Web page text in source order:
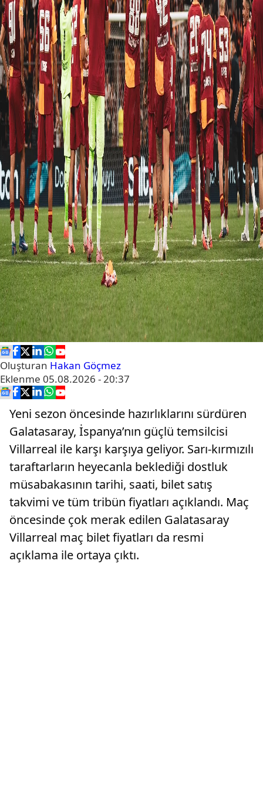
Oluşturan Hakan Göçmez
Eklenme 05.08.2026 - 20:37
Yeni sezon öncesinde hazırlıklarını sürdüren
Galatasaray, İspanya’nın güçlü temsilcisi
Villarreal ile karşı karşıya geliyor. Sarı-kırmızılı
taraftarların heyecanla beklediği dostluk
müsabakasının tarihi, saati, bilet satış
takvimi ve tüm tribün fiyatları açıklandı. Maç
öncesinde çok merak edilen Galatasaray
Villarreal maç bilet fiyatları da resmi
açıklama ile ortaya çıktı.